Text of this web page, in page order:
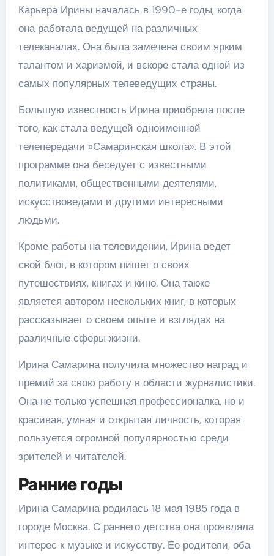
Карьера Ирины началась в 1990-е годы, когда
она работала ведущей на различных
телеканалах. Она была замечена своим ярким
талантом и харизмой, и вскоре стала одной из
самых популярных телеведущих страны.
Большую известность Ирина приобрела после
того, как стала ведущей одноименной
телепередачи «Самаринская школа». В этой
программе она беседует с известными
политиками, общественными деятелями,
искусствоведами и другими интересными
людьми.
Кроме работы на телевидении, Ирина ведет
свой блог, в котором пишет о своих
путешествиях, книгах и кино. Она также
является автором нескольких книг, в которых
рассказывает о своем опыте и взглядах на
различные сферы жизни.
Ирина Самарина получила множество наград и
премий за свою работу в области журналистики.
Она не только успешная профессионалка, но и
красивая, умная и открытая личность, которая
пользуется огромной популярностью среди
зрителей и читателей.
Ранние годы
Ирина Самарина родилась 18 мая 1985 года в
городе Москва. С раннего детства она проявляла
интерес к музыке и искусству. Ее родители, оба